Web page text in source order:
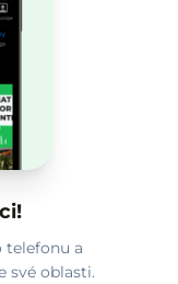
telefonu a
své oblasti.